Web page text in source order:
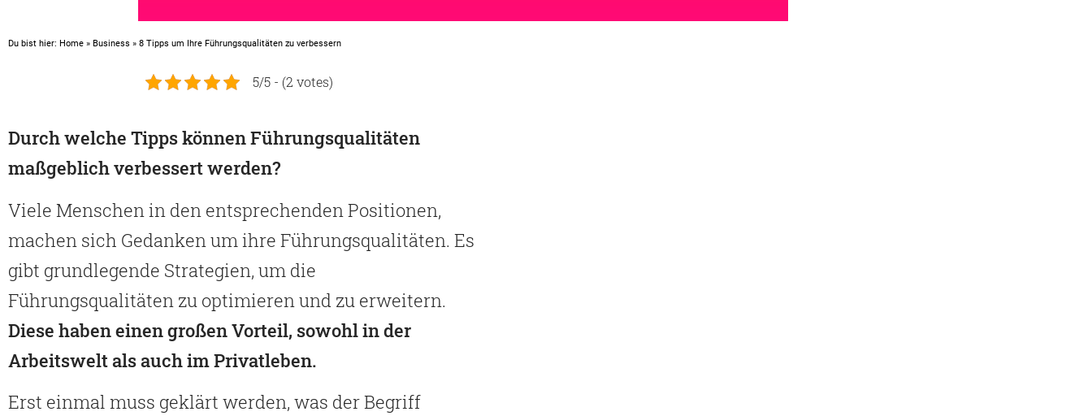
Du bist hier: Home » Business » 8 Tipps um Ihre Führungsqualitäten zu verbessern
5/5 - (2 votes)
Durch welche Tipps können Führungsqualitäten
maßgeblich verbessert werden?
Viele Menschen in den entsprechenden Positionen,
machen sich Gedanken um ihre Führungsqualitäten. Es
gibt grundlegende Strategien, um die
Führungsqualitäten zu optimieren und zu erweitern.
Diese haben einen großen Vorteil, sowohl in der
Arbeitswelt als auch im Privatleben.
Erst einmal muss geklärt werden, was der Begriff